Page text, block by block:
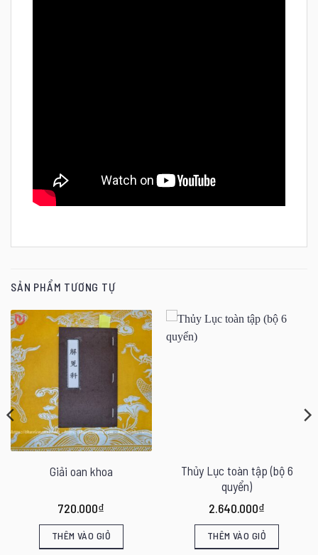
SẢN PHẨM TƯƠNG TỰ
Giải oan khoa
720.000₫
THÊM VÀO GIỎ
Thủy Lục toàn tập (bộ 6
quyển)
2.640.000₫
THÊM VÀO GIỎ